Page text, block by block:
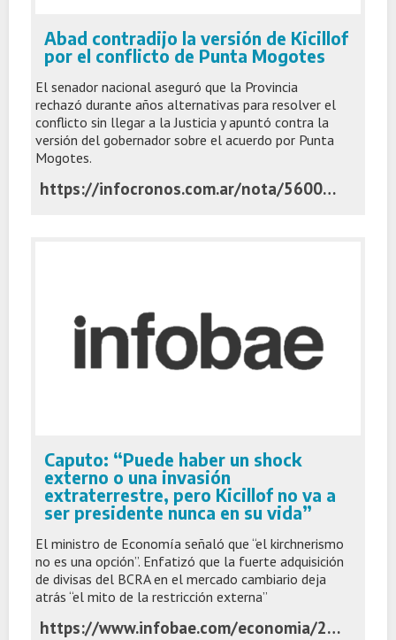
Abad contradijo la versión de Kicillof
por el conflicto de Punta Mogotes
El senador nacional aseguró que la Provincia
rechazó durante años alternativas para resolver el
conflicto sin llegar a la Justicia y apuntó contra la
versión del gobernador sobre el acuerdo por Punta
Mogotes.
https://infocronos.com.ar/nota/56005/abad-contradijo-la-version-de-kicillof-por-el-conflicto-de-punta-mogotes/
Caputo: “Puede haber un shock
externo o una invasión
extraterrestre, pero Kicillof no va a
ser presidente nunca en su vida”
El ministro de Economía señaló que “el kirchnerismo
no es una opción”. Enfatizó que la fuerte adquisición
de divisas del BCRA en el mercado cambiario deja
atrás “el mito de la restricción externa”
https://www.infobae.com/economia/2026/06/02/caputo-puede-haber-un-shock-externo-o-una-invasion-extraterrestre-pero-kicillof-no-va-a-ser-presidente-nunca-en-su-vida/